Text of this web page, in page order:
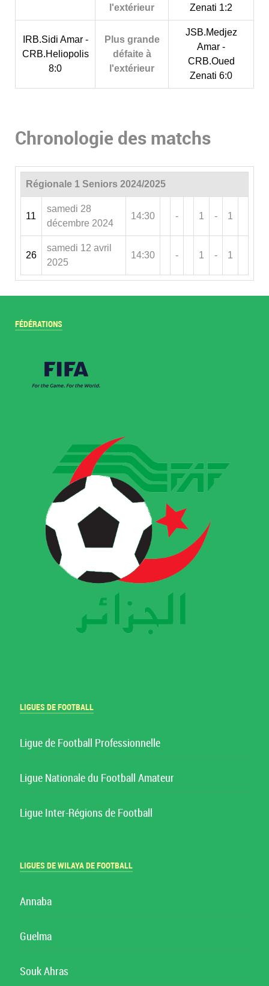
l'extérieur
Zenati 1:2
IRB.Sidi Amar -
CRB.Heliopolis
8:0
Plus grande
défaite à
l'extérieur
JSB.Medjez
Amar -
CRB.Oued
Zenati 6:0
Chronologie des matchs
Régionale 1 Seniors 2024/2025
11
samedi 28
décembre 2024
14:30 - 1 - 1
26
samedi 12 avril
2025
14:30 - 1 - 1
FÉDÉRATIONS
LIGUES DE FOOTBALL
Ligue de Football Professionnelle
Ligue Nationale du Football Amateur
Ligue Inter-Régions de Football
LIGUES DE WILAYA DE FOOTBALL
Annaba
Guelma
Souk Ahras